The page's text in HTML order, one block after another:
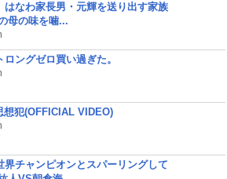
はなわ家長男・元輝を送り出す家族
母の味を噛...
ロングゼロ買い過ぎた。
想犯(OFFICIAL VIDEO)
界チャンピオンとスパーリングして